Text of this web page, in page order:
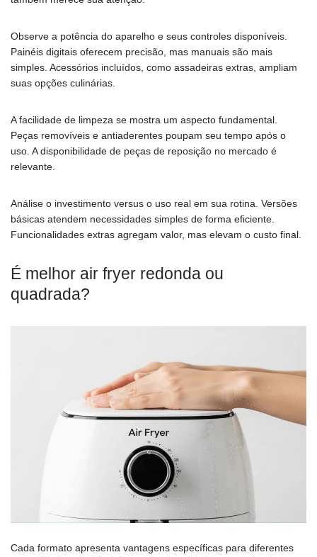
Observe a potência do aparelho e seus controles disponíveis.
Painéis digitais oferecem precisão, mas manuais são mais
simples. Acessórios incluídos, como assadeiras extras, ampliam
suas opções culinárias.
A facilidade de limpeza se mostra um aspecto fundamental.
Peças removíveis e antiaderentes poupam seu tempo após o
uso. A disponibilidade de peças de reposição no mercado é
relevante.
Análise o investimento versus o uso real em sua rotina. Versões
básicas atendem necessidades simples de forma eficiente.
Funcionalidades extras agregam valor, mas elevam o custo final.
É melhor air fryer redonda ou
quadrada?
Cada formato apresenta vantagens específicas para diferentes